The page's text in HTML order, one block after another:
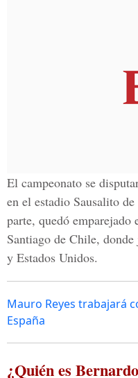
El campeonato se
en el estadio Sausalito
parte, quedó
Santiago de Chile,
y Estados Unidos.
Mauro Reyes trabajará
España
¿Quién es